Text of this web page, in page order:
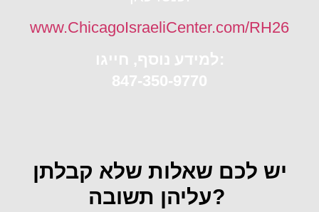
www.ChicagoIsraeliCenter.com/RH26
למידע נוסף, חייגו:
847-350-9770
יש לכם שאלות שלא קבלתן
עליהן תשובה?